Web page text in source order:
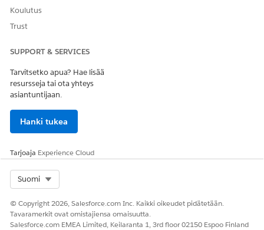
Koulutus
Trust
SUPPORT & SERVICES
Tarvitsetko apua? Hae lisää
resursseja tai ota yhteys
asiantuntijaan.
Hanki tukea
Tarjoaja Experience Cloud
Suomi
© Copyright 2026, Salesforce.com Inc. Kaikki oikeudet pidätetään.
Tavaramerkit ovat omistajiensa omaisuutta.
Salesforce.com EMEA Limited, Keilaranta 1, 3rd floor 02150 Espoo Finland